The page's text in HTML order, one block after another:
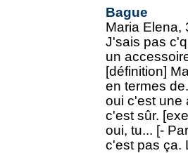
Bague
Maria Elena,
J'sais pas
un
[définition]
en termes
oui c'est une
c'est sûr.
oui, tu... [-
c'est pas ça.